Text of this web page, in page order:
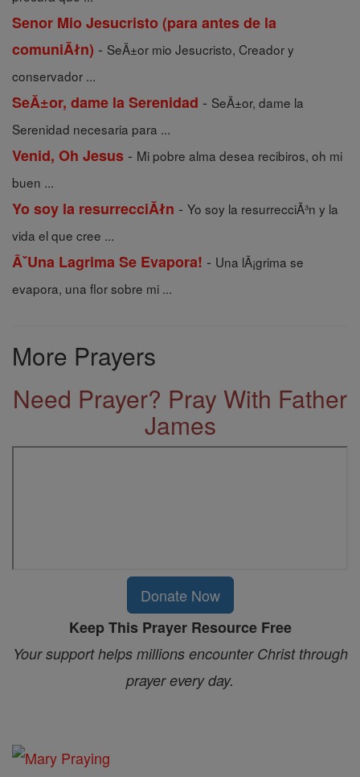
Senor Mio Jesucristo (para antes de la
comuniĂłn) - SeÃ±or mio Jesucristo, Creador y
conservador ...
SeĂ±or, dame la Serenidad - SeÃ±or, dame la
Serenidad necesaria para ...
Venid, Oh Jesus - Mi pobre alma desea recibiros, oh mi
buen ...
Yo soy la resurrecciĂłn - Yo soy la resurrecciÃ³n y la
vida el que cree ...
ÂˇUna Lagrima Se Evapora! - Una lÃ¡grima se
evapora, una flor sobre mi ...
More Prayers
Need Prayer? Pray With Father
James
Donate Now
Keep This Prayer Resource Free
Your support helps millions encounter Christ through
prayer every day.